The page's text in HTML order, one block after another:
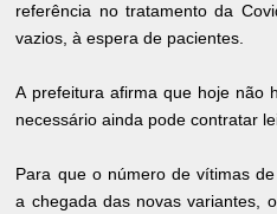
referência no tratamento da
vazios, à espera de pacientes.
A prefeitura afirma que hoje não
necessário ainda pode contratar
Para que o número de vítimas
a chegada das novas variantes,